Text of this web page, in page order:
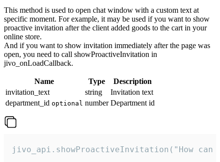
This method is used to open chat window with a custom text at
specific moment. For example, it may be used if you want to show
proactive invitation after the client added goods to the cart in your
online store.
And if you want to show invitation immediately after the page was
open, you need to call showProactiveInvitation in
jivo_onLoadCallback.
Name Type
Description
invitation_text
string
Invitation text
department_id optional number Department id
jivo_api.showProactiveInvitation("How